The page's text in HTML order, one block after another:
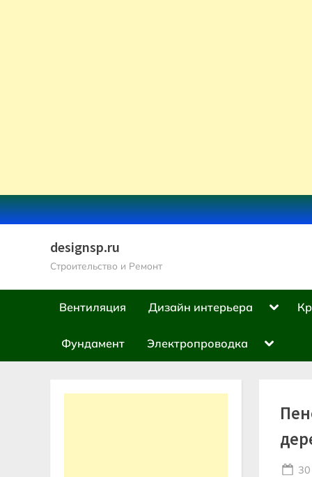
Skip
to
designsp.ru
Строительство и Ремонт
Вентиляция Дизайн интерьера
Toggle
Фундамент Электропроводка
Toggle
menu